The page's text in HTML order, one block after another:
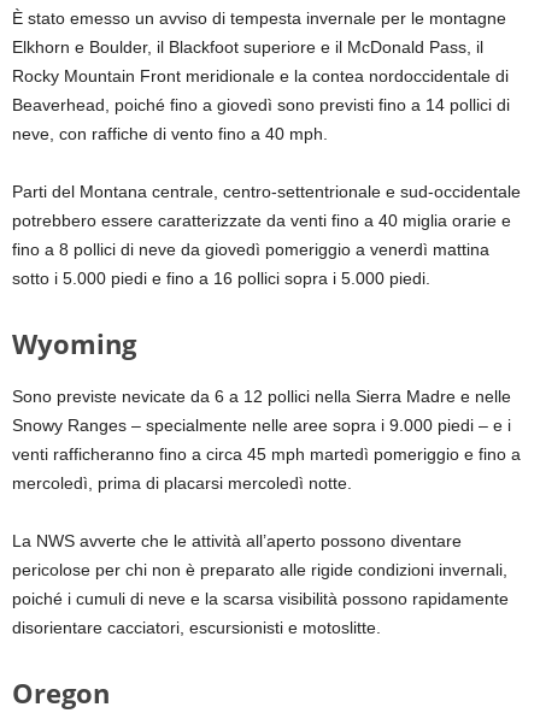
È stato emesso un avviso di tempesta invernale per le montagne
Elkhorn e Boulder, il Blackfoot superiore e il McDonald Pass, il
Rocky Mountain Front meridionale e la contea nordoccidentale di
Beaverhead, poiché fino a giovedì sono previsti fino a 14 pollici di
neve, con raffiche di vento fino a 40 mph.
Parti del Montana centrale, centro-settentrionale e sud-occidentale
potrebbero essere caratterizzate da venti fino a 40 miglia orarie e
fino a 8 pollici di neve da giovedì pomeriggio a venerdì mattina
sotto i 5.000 piedi e fino a 16 pollici sopra i 5.000 piedi.
Wyoming
Sono previste nevicate da 6 a 12 pollici nella Sierra Madre e nelle
Snowy Ranges – specialmente nelle aree sopra i 9.000 piedi – e i
venti rafficheranno fino a circa 45 mph martedì pomeriggio e fino a
mercoledì, prima di placarsi mercoledì notte.
La NWS avverte che le attività all’aperto possono diventare
pericolose per chi non è preparato alle rigide condizioni invernali,
poiché i cumuli di neve e la scarsa visibilità possono rapidamente
disorientare cacciatori, escursionisti e motoslitte.
Oregon